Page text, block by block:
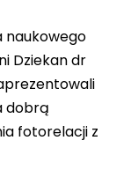
naukowego
Dziekan dr
dobrą
fotorelacji z